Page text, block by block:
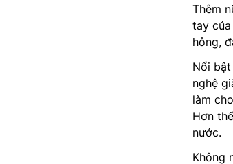
Thêm
tay
hỏng,
Nổi
nghệ
làm
Hơn
nước.
Không